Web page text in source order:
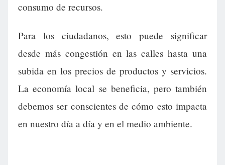
consumo de recursos.
Para los ciudadanos, esto puede significar
desde más congestión en las calles hasta una
subida en los precios de productos y servicios.
La economía local se beneficia, pero también
debemos ser conscientes de cómo esto impacta
en nuestro día a día y en el medio ambiente.